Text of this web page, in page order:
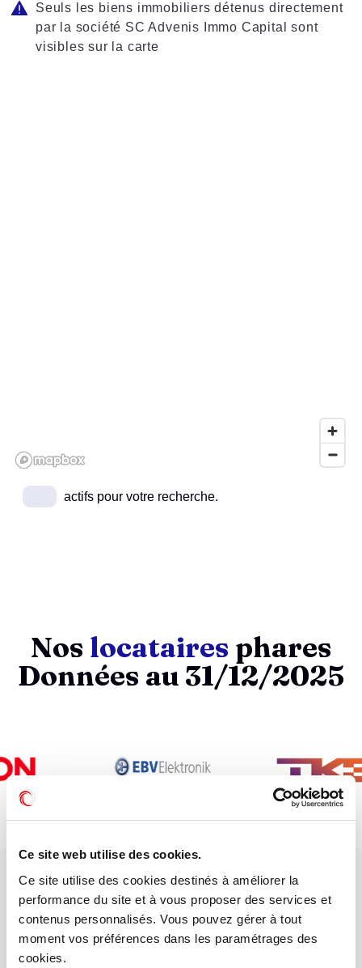
Ce site web utilise des cookies.
Ce site utilise des cookies destinés à améliorer la
performance du site et à vous proposer des services et
contenus personnalisés. Vous pouvez gérer à tout
moment vos préférences dans les paramétrages des
cookies.
Seuls les biens immobiliers détenus directement
par la société SC Advenis Immo Capital sont
visibles sur la carte
actifs pour votre recherche.
Nos locataires phares
Données au 31/12/2025
Vous souhaitez
devenir client?
devenir partenaire?